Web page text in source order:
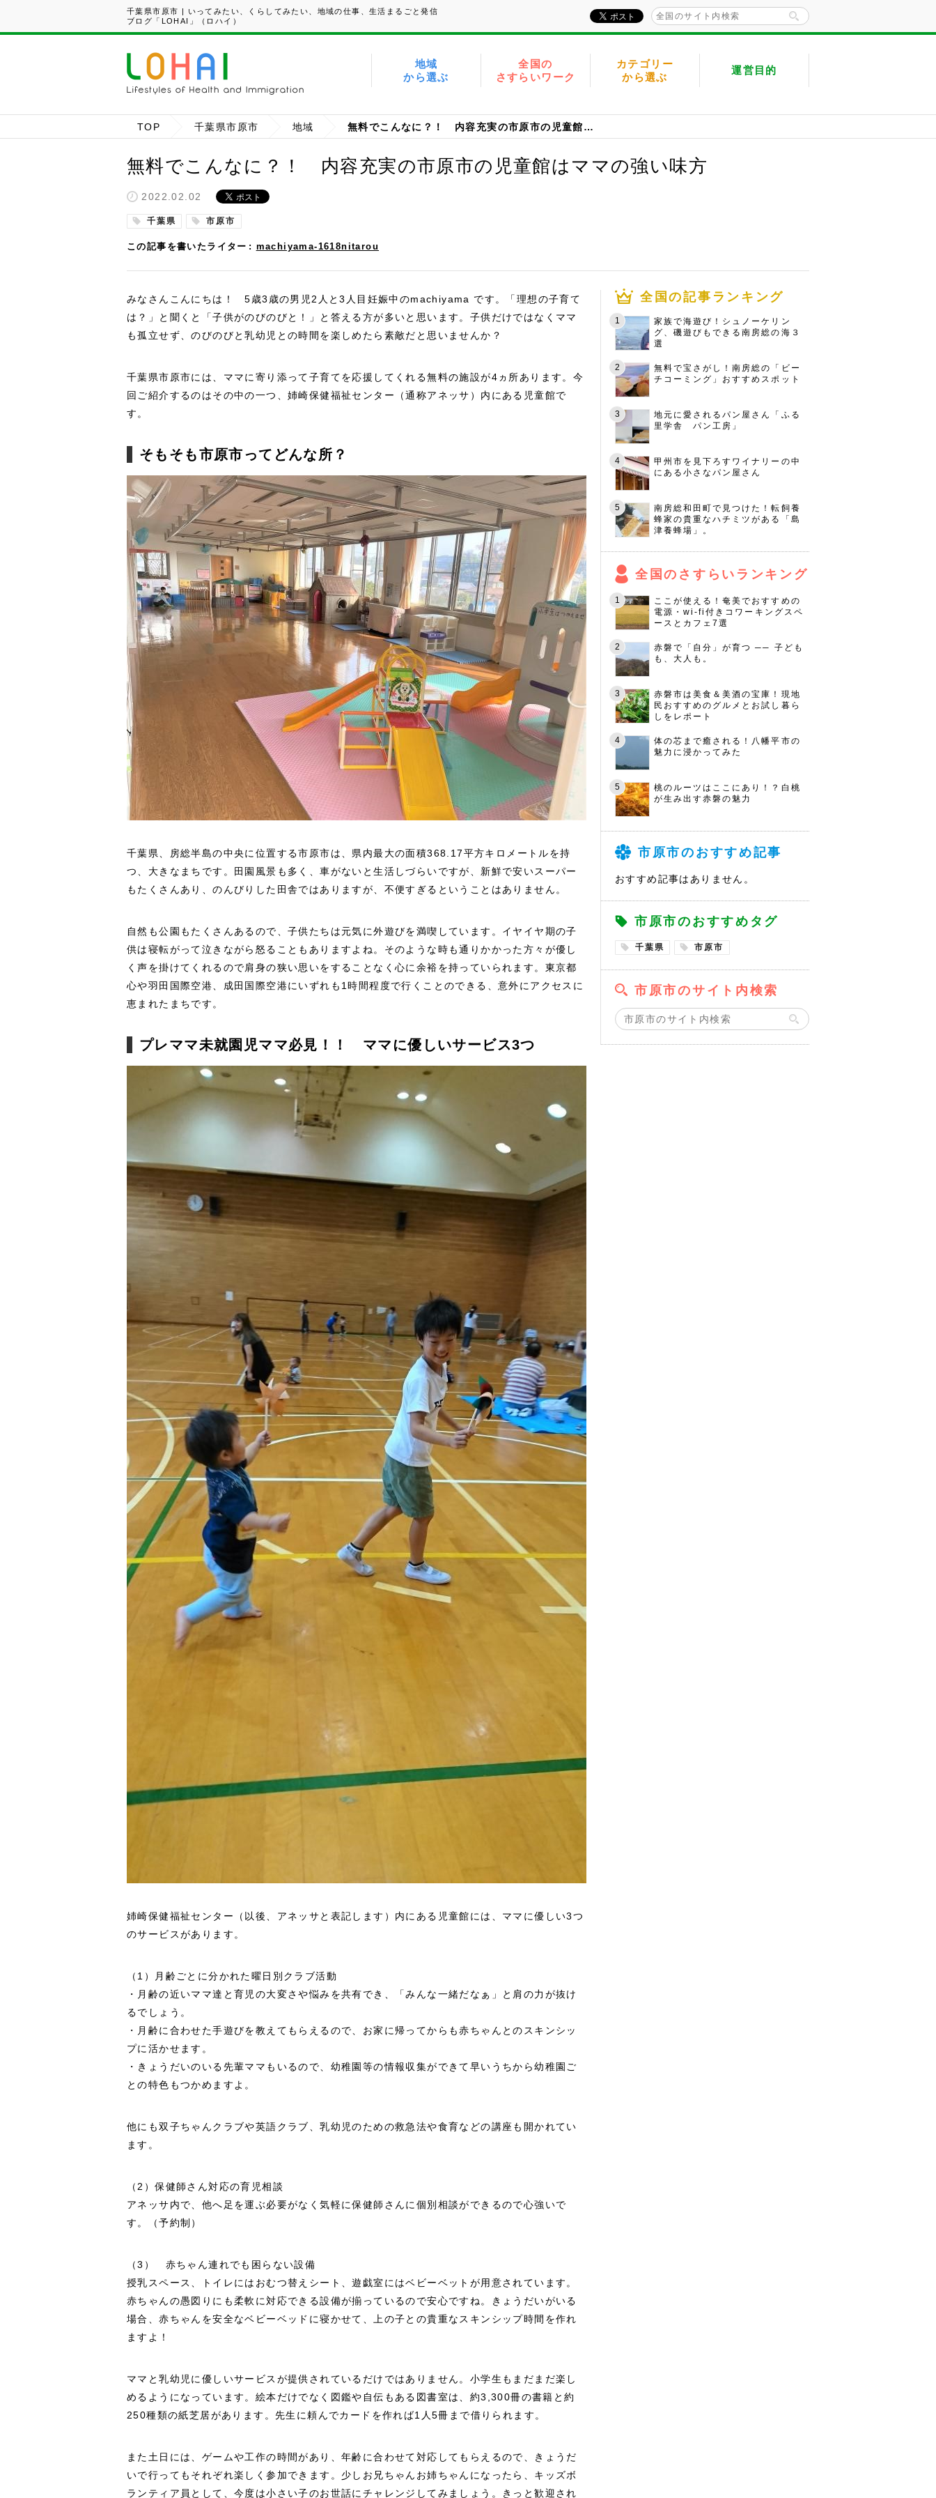
千葉県市原市 | いってみたい、くらしてみたい、地域の仕事、生活まるごと発信
ブログ「LOHAI」（ロハイ）
地域
から選ぶ
全国の
さすらいワーク
カテゴリー
から選ぶ
運営目的
TOP 千葉県市原市 地域 無料でこんなに？！ 内容充実の市原市の児童館はママの強い味方
無料でこんなに？！ 内容充実の市原市の児童館はママの強い味方
2022.02.02
千葉県 市原市
この記事を書いたライター machiyama-1618nitarou
みなさんこんにちは！ 5歳3歳の男児2人と3人目妊娠中のmachiyama です。「理想の子育て
は？」と聞くと「子供がのびのびと！」と答える方が多いと思います。子供だけではなくママ
も孤立せず、のびのびと乳幼児との時間を楽しめたら素敵だと思いませんか？
千葉県市原市には、ママに寄り添って子育てを応援してくれる無料の施設が4ヵ所あります。今
回ご紹介するのはその中の一つ、姉崎保健福祉センター（通称アネッサ）内にある児童館で
す。
そもそも市原市ってどんな所？
千葉県、房総半島の中央に位置する市原市は、県内最大の面積368.17平方キロメートルを持
つ、大きなまちです。田園風景も多く、車がないと生活しづらいですが、新鮮で安いスーパー
もたくさんあり、のんびりした田舎ではありますが、不便すぎるということはありません。
自然も公園もたくさんあるので、子供たちは元気に外遊びを満喫しています。イヤイヤ期の子
供は寝転がって泣きながら怒ることもありますよね。そのような時も通りかかった方々が優し
く声を掛けてくれるので肩身の狭い思いをすることなく心に余裕を持っていられます。東京都
心や羽田国際空港、成田国際空港にいずれも1時間程度で行くことのできる、意外にアクセスに
恵まれたまちです。
プレママ未就園児ママ必見！！ ママに優しいサービス3つ
姉崎保健福祉センター（以後、アネッサと表記します）内にある児童館には、ママに優しい3つ
のサービスがあります。
（1）月齢ごとに分かれた曜日別クラブ活動
・月齢の近いママ達と育児の大変さや悩みを共有でき、「みんな一緒だなぁ」と肩の力が抜け
るでしょう。
・月齢に合わせた手遊びを教えてもらえるので、お家に帰ってからも赤ちゃんとのスキンシッ
プに活かせます。
・きょうだいのいる先輩ママもいるので、幼稚園等の情報収集ができて早いうちから幼稚園ご
との特色もつかめますよ。
他にも双子ちゃんクラブや英語クラブ、乳幼児のための救急法や食育などの講座も開かれてい
ます。
（2）保健師さん対応の育児相談
アネッサ内で、他へ足を運ぶ必要がなく気軽に保健師さんに個別相談ができるので心強いで
す。（予約制）
（3） 赤ちゃん連れでも困らない設備
授乳スペース、トイレにはおむつ替えシート、遊戯室にはベビーベットが用意されています。
赤ちゃんの愚図りにも柔軟に対応できる設備が揃っているので安心ですね。きょうだいがいる
場合、赤ちゃんを安全なベビーベッドに寝かせて、上の子との貴重なスキンシップ時間を作れ
ますよ！
ママと乳幼児に優しいサービスが提供されているだけではありません。小学生もまだまだ楽し
めるようになっています。絵本だけでなく図鑑や自伝もある図書室は、約3,300冊の書籍と約
250種類の紙芝居があります。先生に頼んでカードを作れば1人5冊まで借りられます。
また土日には、ゲームや工作の時間があり、年齢に合わせて対応してもらえるので、きょうだ
いで行ってもそれぞれ楽しく参加できます。少しお兄ちゃんお姉ちゃんになったら、キッズボ
ランティア員として、今度は小さい子のお世話にチャレンジしてみましょう。きっと歓迎され
全国の記事ランキング
家族で海遊び！シュノーケリン
グ、磯遊びもできる南房総の海３
選
無料で宝さがし！南房総の「ビー
チコーミング」おすすめスポット
地元に愛されるパン屋さん「ふる
里学舎 パン工房」
甲州市を見下ろすワイナリーの中
にある小さなパン屋さん
南房総和田町で見つけた！転飼養
蜂家の貴重なハチミツがある「島
津養蜂場」。
全国のさすらいランキング
ここが使える！奄美でおすすめの
電源・wi-fi付きコワーキングスペ
ースとカフェ7選
赤磐で「自分」が育つ ── 子ども
も、大人も。
赤磐市は美食＆美酒の宝庫！現地
民おすすめのグルメとお試し暮ら
しをレポート
体の芯まで癒される！八幡平市の
魅力に浸かってみた
桃のルーツはここにあり！？白桃
が生み出す赤磐の魅力
市原市のおすすめ記事
おすすめ記事はありません。
市原市のおすすめタグ
千葉県 市原市
市原市のサイト内検索